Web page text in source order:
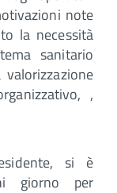
note
la necessità
sanitario
,
si è
giorno per